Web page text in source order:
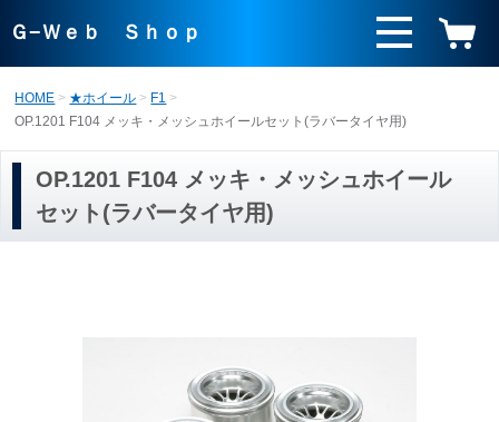
Ｇ−Ｗｅｂ Ｓｈｏｐ
HOME ★ホイール
F1
OP.1201 F104 メッキ・メッシュホイールセット(ラバータイヤ用)
OP.1201 F104 メッキ・メッシュホイール
セット(ラバータイヤ用)